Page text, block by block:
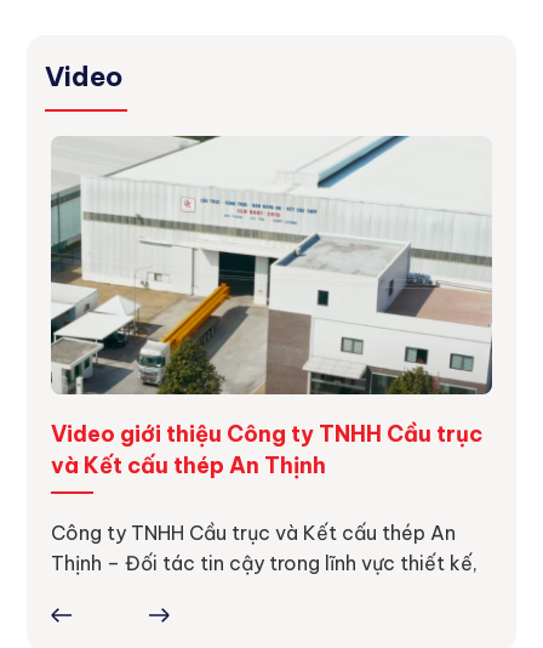
Video
Video giới thiệu Công ty TNHH Cầu trục
và Kết cấu thép An Thịnh
Công ty TNHH Cầu trục và Kết cấu thép An
Thịnh – Đối tác tin cậy trong lĩnh vực thiết kế,